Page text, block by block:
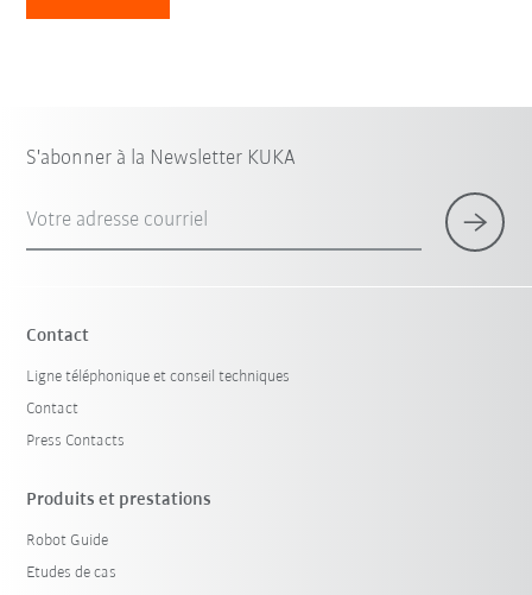
S'abonner à la Newsletter KUKA
Votre adresse courriel
Contact
Ligne téléphonique et conseil techniques
Contact
Press Contacts
Produits et prestations
Robot Guide
Etudes de cas